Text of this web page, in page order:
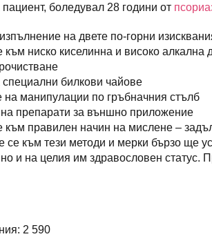
пациент, боледувал 28 години от
на двете по-горни
ниско киселинна и високо алкална
билкови чайове
манипулации по гръбначния стълб
препарати за външно приложение
правилен начин на мислене –
към тези методи и мерки бързо ще
и на целия им здравословен статус.
2 590